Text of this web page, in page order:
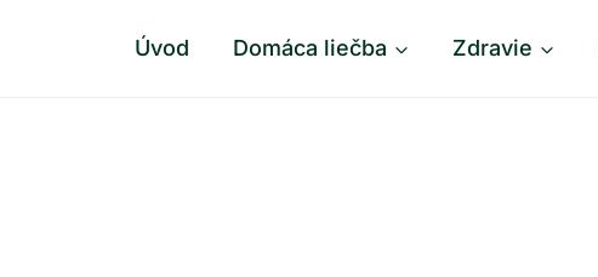
Úvod Domáca liečba Zdravie